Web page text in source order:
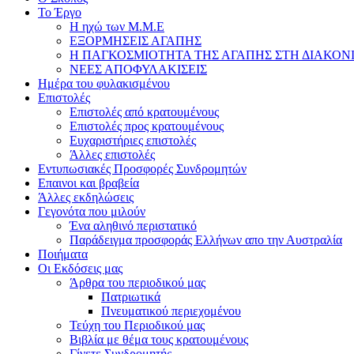
Το Έργο
Η ηχώ των Μ.Μ.Ε
ΕΞΟΡΜΗΣΕΙΣ ΑΓΑΠΗΣ
Η ΠΑΓΚΟΣΜΙΟΤΗΤΑ ΤΗΣ ΑΓΑΠΗΣ ΣΤΗ
ΝΕΕΣ ΑΠΟΦΥΛΑΚΙΣΕΙΣ
Ημέρα του φυλακισμένου
Επιστολές
Επιστολές από κρατουμένους
Επιστολές προς κρατουμένους
Ευχαριστήριες επιστολές
Άλλες επιστολές
Εντυπωσιακές Προσφορές Συνδρομητών
Επαινοι και βραβεία
Άλλες εκδηλώσεις
Γεγονότα που μιλούν
Ένα αληθινό περιστατικό
Παράδειγμα προσφοράς Ελλήνων απο την Αυστραλία
Ποιήματα
Οι Εκδόσεις μας
Άρθρα του περιοδικού μας
Πατριωτικά
Πνευματικού περιεχομένου
Τεύχη του Περιοδικού μας
Βιβλία με θέμα τους κρατουμένους